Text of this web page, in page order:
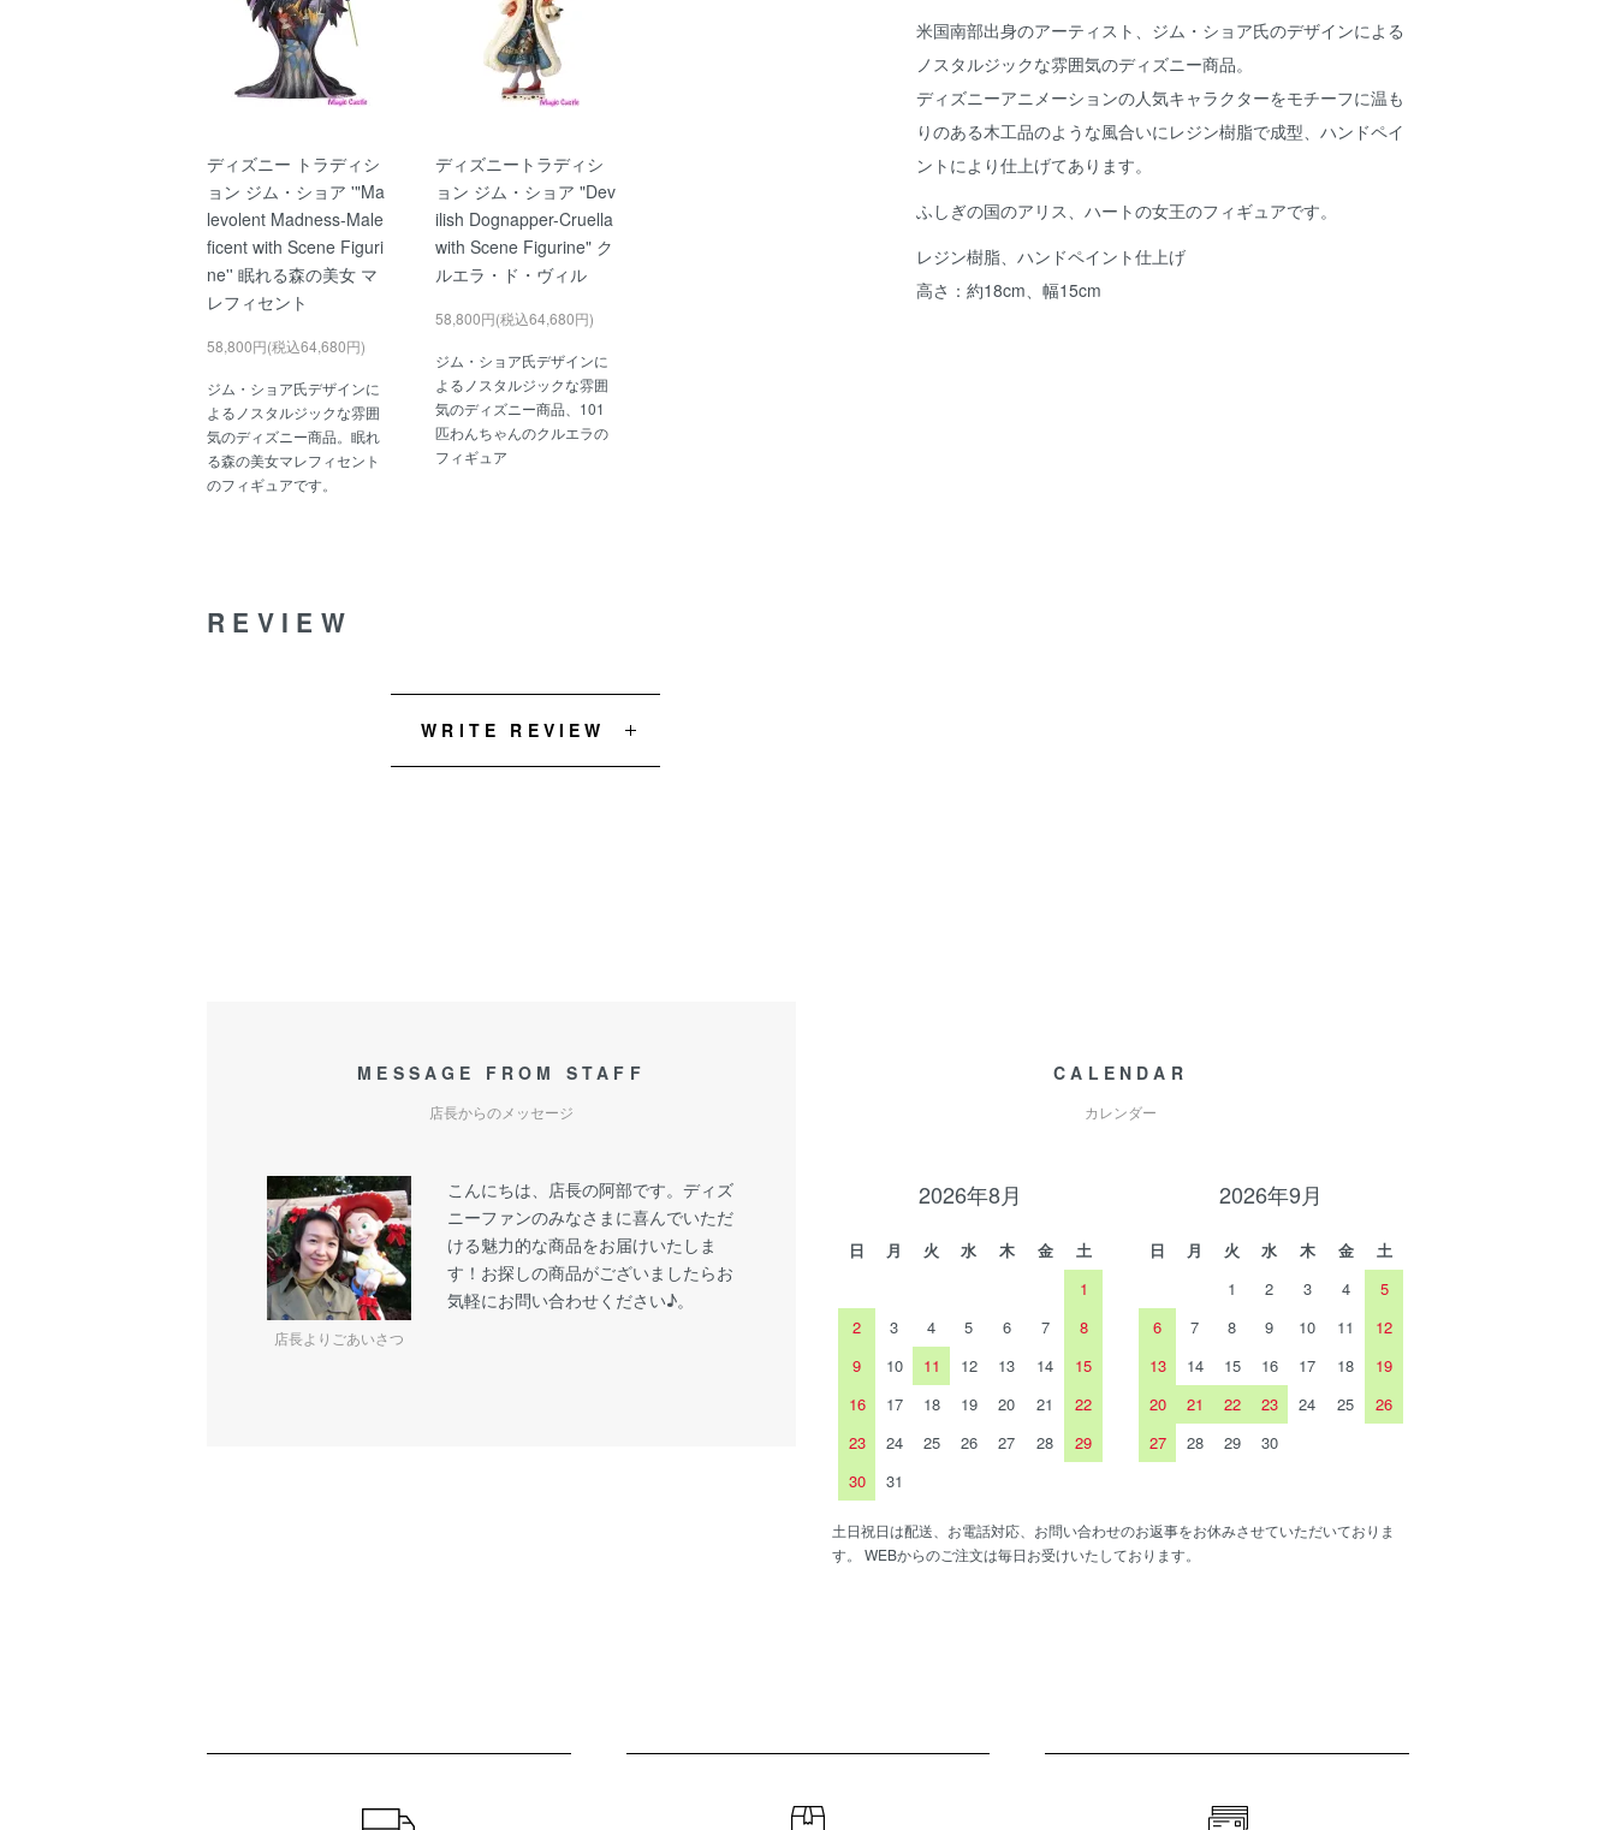
米国南部出身のアーティスト、ジム・ショア氏のデザインによる
ノスタルジックな雰囲気のディズニー商品。
ディズニーアニメーションの人気キャラクターをモチーフに温も
りのある木工品のような風合いにレジン樹脂で成型、ハンドペイ
ントにより仕上げてあります。
ふしぎの国のアリス、ハートの女王のフィギュアです。
レジン樹脂、ハンドペイント仕上げ
高さ：約18cm、幅15cm
ディズニー トラディシ
ョン ジム・ショア '"Ma
levolent Madness-Male
ficent with Scene Figuri
ne'' 眠れる森の美女 マ
レフィセント
58,800円(税込64,680円)
ジム・ショア氏デザインに
よるノスタルジックな雰囲
気のディズニー商品。眠れ
る森の美女マレフィセント
のフィギュアです。
ディズニートラディシ
ョン ジム・ショア "Dev
ilish Dognapper-Cruella
with Scene Figurine" ク
ルエラ・ド・ヴィル
58,800円(税込64,680円)
ジム・ショア氏デザインに
よるノスタルジックな雰囲
気のディズニー商品、101
匹わんちゃんのクルエラの
フィギュア
REVIEW
WRITE REVIEW
MESSAGE FROM STAFF
店長からのメッセージ
店長よりごあいさつ
こんにちは、店長の阿部です。ディズ
ニーファンのみなさまに喜んでいただ
ける魅力的な商品をお届けいたしま
す！お探しの商品がございましたらお
気軽にお問い合わせください♪。
CALENDAR
カレンダー
2026年8月
日 月 火 水 木 金
土
1
2
3 4 5 6 7
8
9
10 11 12 13 14
15
16
17 18 19 20 21
22
23
24 25 26 27 28
29
30
31
2026年9月
日 月 火 水 木 金
土
1
2 3 4
5
6
7 8 9 10 11
12
13
14 15 16 17 18
19
20
21 22 23 24 25
26
27
28 29 30
土日祝日は配送、お電話対応、お問い合わせのお返事をお休みさせていただいておりま
す。 WEBからのご注文は毎日お受けいたしております。